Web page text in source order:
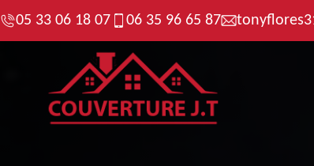
05 33 06 18 07 06 35 96 65 87